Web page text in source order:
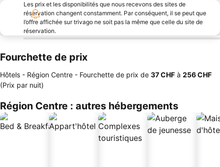
Les prix et les disponibilités que nous recevons des sites de
réservation changent constamment. Par conséquent, il se peut que
l’offre affichée sur trivago ne soit pas la même que celle du site de
réservation.
Fourchette de prix
Hôtels - Région Centre - Fourchette de prix de ‎37 CHF à ‎256 CHF
(Prix par nuit)
Région Centre : autres hébergements